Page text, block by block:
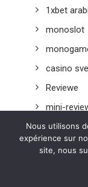
1xbet
monoslot
casino
Reviewe
mini-
1xbet RU
Nous utilisons
expérience sur
site, nous